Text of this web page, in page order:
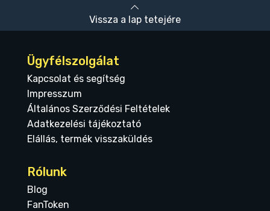
Vissza a lap tetejére
Ügyfélszolgálat
Kapcsolat és segítség
Impresszum
Általános Szerződési Feltételek
Adatkezelési tájékoztató
Elállás, termék visszaküldés
Rólunk
Blog
FanToken